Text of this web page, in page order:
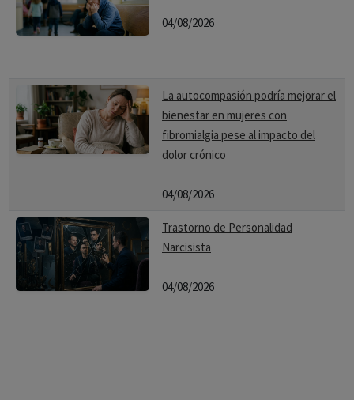
04/08/2026
La autocompasión podría mejorar el
bienestar en mujeres con
fibromialgia pese al impacto del
dolor crónico
04/08/2026
Trastorno de Personalidad
Narcisista
04/08/2026